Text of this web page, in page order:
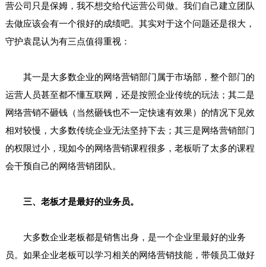
营公司只是保姆，我不想交给代运营公司做。我们自己建立团队
去做应该会有一个很好的成绩吧。其实对于这个问题还是很大，
守护袁昆认为有三点值得重视：
其一是大多数企业的网络营销部门属于市场部，整个部门的
运营人员甚至都不懂互联网，还是按照企业传统的玩法；其二是
网络营销不砸钱（当然砸钱也不一定快速有效果）的情况下见效
相对较慢，大多数传统企业无法坚持下去；其三是网络营销部门
的权限过小，现如今的网络营销课程很多，老板听了太多的课程
会干预自己的网络营销团队。
三、老板才是最好的业务员。
大多数企业老板都是销售出身，是一个企业里最好的业务
员。如果企业老板可以学习相关的网络营销技能，带领员工做好